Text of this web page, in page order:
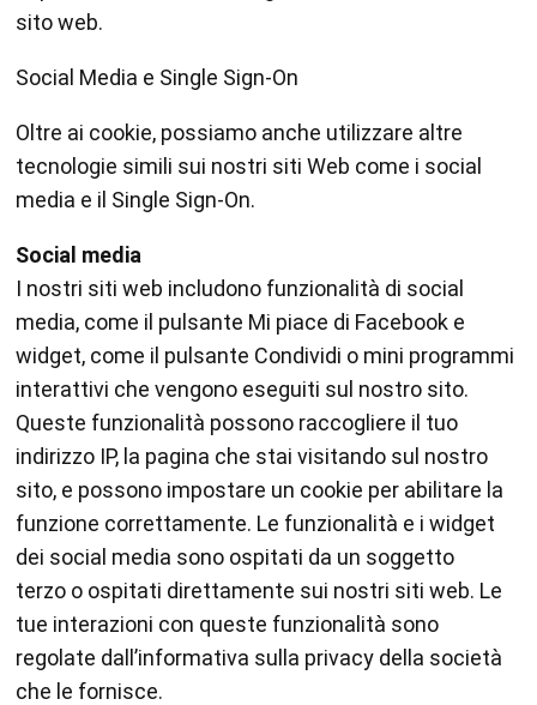
sito web.
Social Media e Single Sign-On
Oltre ai cookie, possiamo anche utilizzare altre
tecnologie simili sui nostri siti Web come i social
media e il Single Sign-On.
Social media
I nostri siti web includono funzionalità di social
media, come il pulsante Mi piace di Facebook e
widget, come il pulsante Condividi o mini programmi
interattivi che vengono eseguiti sul nostro sito.
Queste funzionalità possono raccogliere il tuo
indirizzo IP, la pagina che stai visitando sul nostro
sito, e possono impostare un cookie per abilitare la
funzione correttamente. Le funzionalità e i widget
dei social media sono ospitati da un soggetto
terzo o ospitati direttamente sui nostri siti web. Le
tue interazioni con queste funzionalità sono
regolate dall’informativa sulla privacy della società
che le fornisce.